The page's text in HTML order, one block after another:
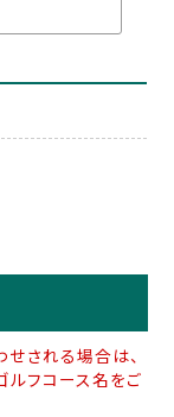
される場合は、
ルフコース名をご